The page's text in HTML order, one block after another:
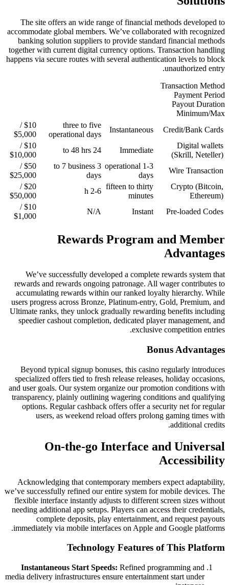
The site offers an wide
accommodate global
banking solution suppliers
together with current digital
happens via secure routes
three to five
operational days
$5,000
24 to 48 hrs
$10 /
$10,000
3 to 7 business
days
$50 /
$25,000
2-6 h
$20 /
$50,000
N/A
$1,000
We’ve successfully
rewards and rewards
accumulating rewards
users progress across
Ultimate ranks, they unlock
speedier cashout
Beyond typical signup
specialized offers tied to
and user goals. Our system
transparency, plainly
options. Regular
users, as weekend
On-the-go
Acknowledging that
we’ve successfully refined
flexible interface instantly
needing additional app
complete deposits,
immediately via mobile
Instantaneous Start
media delivery infrastructures